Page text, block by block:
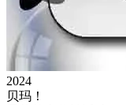
2024
贝玛！